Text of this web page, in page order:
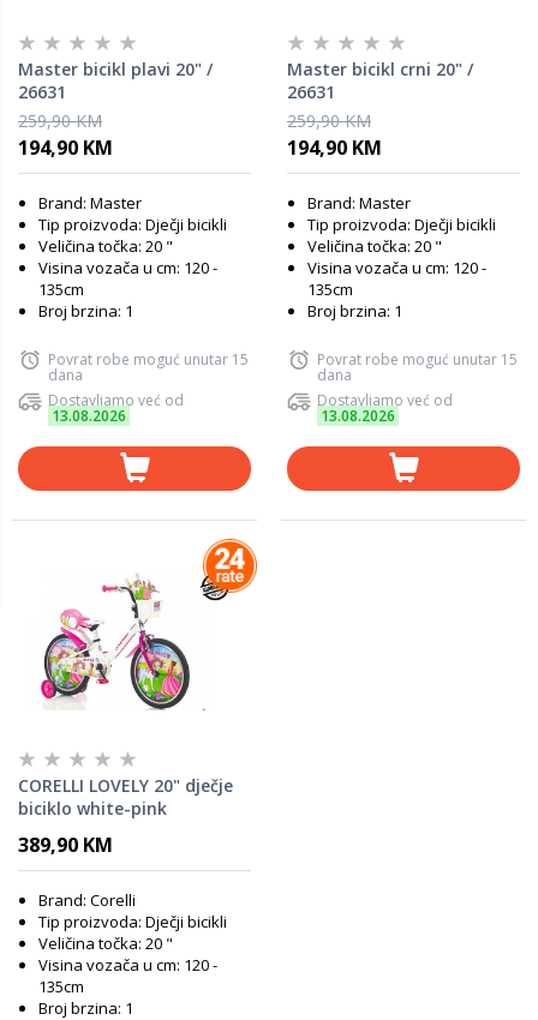
Master bicikl plavi 20" /
26631
259,90 KM
194,90 KM
Brand: Master
Tip proizvoda: Dječji bicikli
Veličina točka: 20 "
Visina vozača u cm: 120 -
135cm
Broj brzina: 1
Povrat robe moguć unutar 15
dana
Dostavljamo već od
13.08.2026
Master bicikl crni 20" /
26631
259,90 KM
194,90 KM
Brand: Master
Tip proizvoda: Dječji bicikli
Veličina točka: 20 "
Visina vozača u cm: 120 -
135cm
Broj brzina: 1
Povrat robe moguć unutar 15
dana
Dostavljamo već od
13.08.2026
CORELLI LOVELY 20" dječje
biciklo white-pink
389,90 KM
Brand: Corelli
Tip proizvoda: Dječji bicikli
Veličina točka: 20 "
Visina vozača u cm: 120 -
135cm
Broj brzina: 1